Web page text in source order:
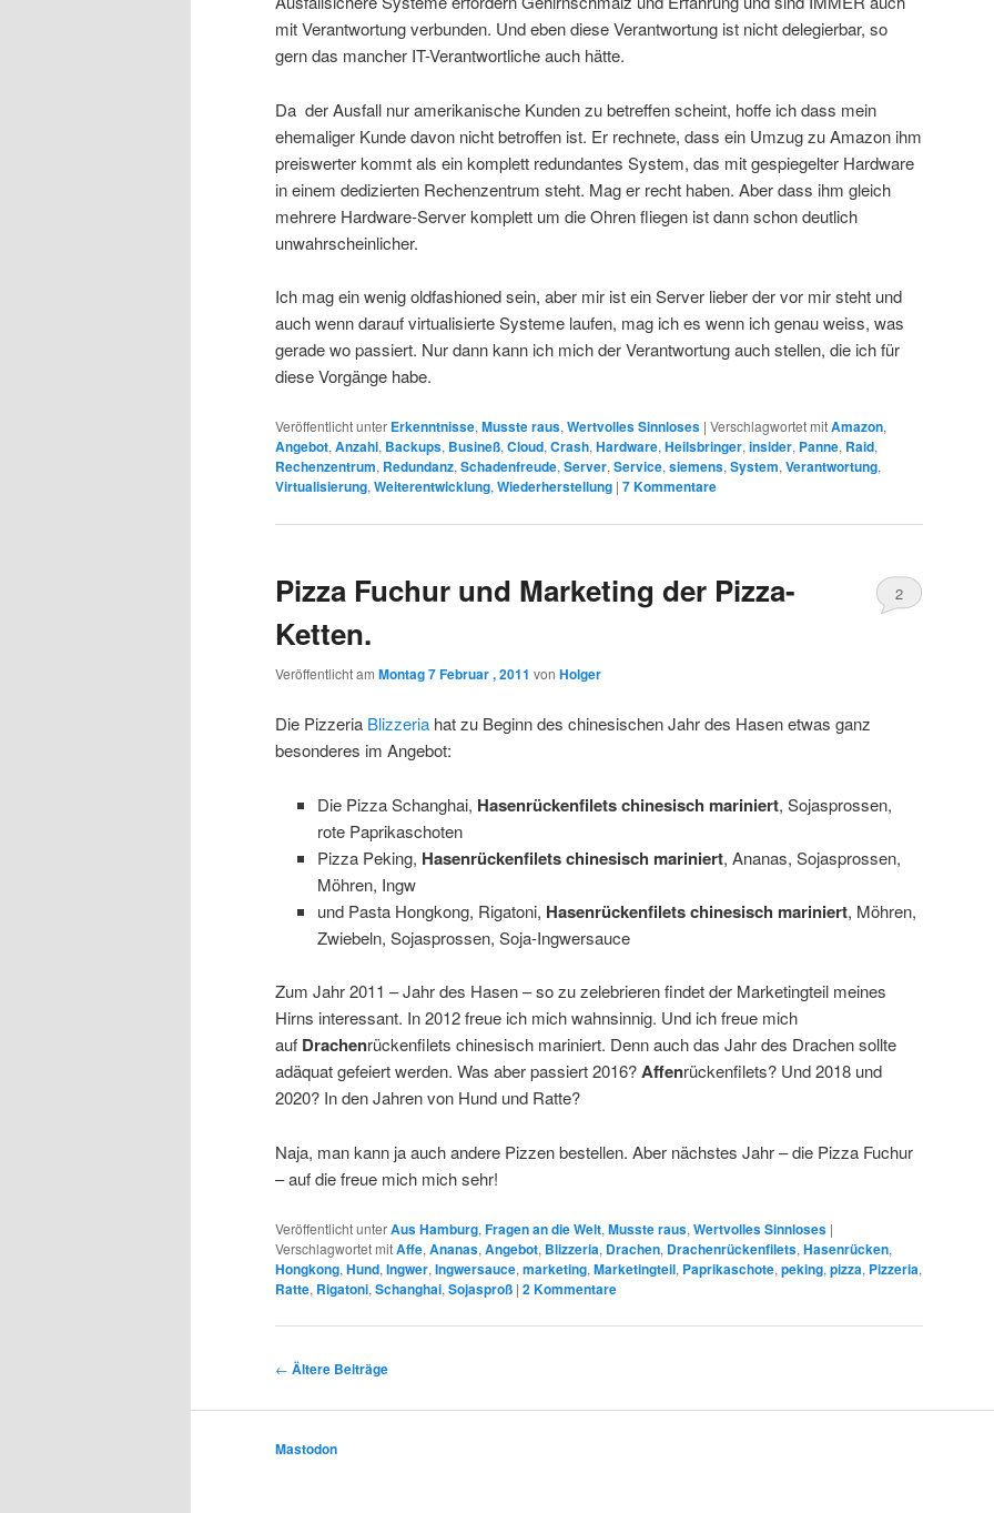
mit Verantwortung verbunden. Und eben diese Verantwortung ist nicht delegierbar, so
gern das mancher IT-Verantwortliche auch hätte.
Da der Ausfall nur amerikanische Kunden zu betreffen scheint, hoffe ich dass mein
ehemaliger Kunde davon nicht betroffen ist. Er rechnete, dass ein Umzug zu Amazon ihm
preiswerter kommt als ein komplett redundantes System, das mit gespiegelter Hardware
in einem dedizierten Rechenzentrum steht. Mag er recht haben. Aber dass ihm gleich
mehrere Hardware-Server komplett um die Ohren fliegen ist dann schon deutlich
unwahrscheinlicher.
Ich mag ein wenig oldfashioned sein, aber mir ist ein Server lieber der vor mir steht und
auch wenn darauf virtualisierte Systeme laufen, mag ich es wenn ich genau weiss, was
gerade wo passiert. Nur dann kann ich mich der Verantwortung auch stellen, die ich für
diese Vorgänge habe.
Veröffentlicht unter Erkenntnisse,Musste raus,Wertvolles Sinnloses | Verschlagwortet mitAmazon,
Angebot,Anzahl, Backups, Busineß,Cloud,Crash,Hardware,Heilsbringer,insider, Panne, Raid,
Rechenzentrum, Redundanz,Schadenfreude,Server,Service,siemens,System,Verantwortung,
Virtualisierung,Weiterentwicklung,Wiederherstellung | 7Kommentare
Pizza Fuchur und Marketing der Pizza-
Ketten.
Veröffentlicht am Montag 7 Februar , 2011 von Holger
2
Die Pizzeria Blizzeria hat zu Beginn des chinesischen Jahr des Hasen etwas ganz
besonderes im Angebot:
Die Pizza Schanghai, Hasenrückenfilets chinesisch mariniert, Sojasprossen,
rote Paprikaschoten
Pizza Peking, Hasenrückenfilets chinesisch mariniert, Ananas, Sojasprossen,
Möhren, Ingw
und Pasta Hongkong, Rigatoni, Hasenrückenfilets chinesisch mariniert, Möhren,
Zwiebeln, Sojasprossen, Soja-Ingwersauce
Zum Jahr 2011 – Jahr des Hasen – so zu zelebrieren findet der Marketingteil meines
Hirns interessant. In 2012 freue ich mich wahnsinnig. Und ich freue mich
auf Drachenrückenfilets chinesisch mariniert. Denn auch das Jahr des Drachen sollte
adäquat gefeiert werden. Was aber passiert 2016?Affenrückenfilets? Und 2018 und
2020? In den Jahren von Hund und Ratte?
Naja, man kann ja auch andere Pizzen bestellen. Aber nächstes Jahr – die Pizza Fuchur
– auf die freue mich mich sehr!
Veröffentlicht unterAus Hamburg, Fragen an die Welt, Musste raus, Wertvolles Sinnloses |
Verschlagwortet mitAffe, Ananas, Angebot, Blizzeria, Drachen, Drachenrückenfilets, Hasenrücken,
Hongkong, Hund, Ingwer, Ingwersauce, marketing, Marketingteil, Paprikaschote, peking, pizza, Pizzeria,
Ratte, Rigatoni, Schanghai, Sojasproß | 2Kommentare
Beitrags-
← Ältere Beiträge
Mastodon